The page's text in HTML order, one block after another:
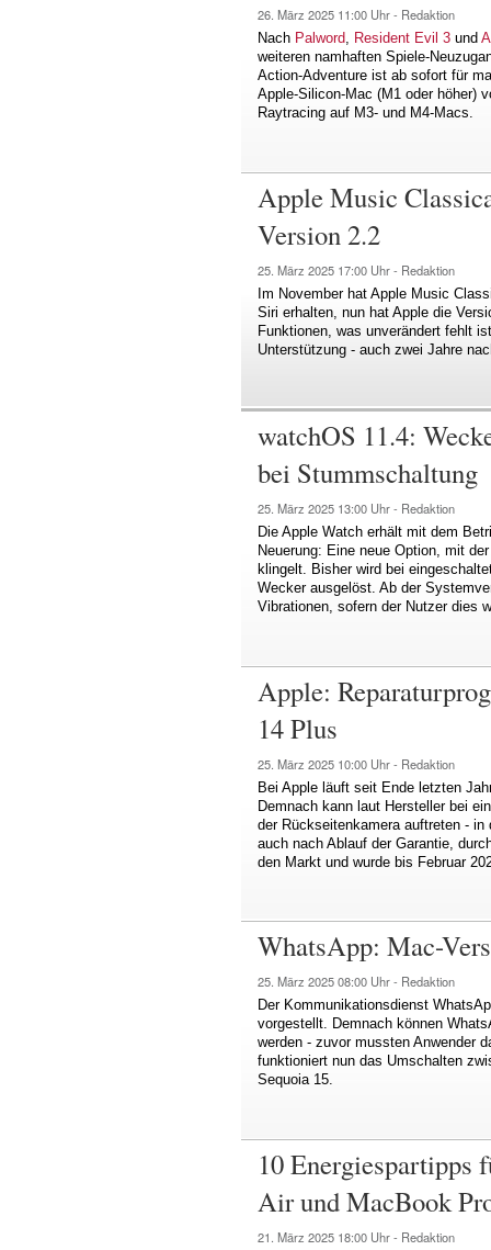
26. März 2025 11:00 Uhr - Redaktion
Nach Palword Resident Evil 3 und
weiteren namhaften Spiele-
Action-Adventure ist ab sofort für
Apple-Silicon-Mac (M1 oder höher)
Raytracing auf M3- und M4-Macs.
Apple Music
Version 2.2
25. März 2025 17:00 Uhr - Redaktion
Im November hat Apple Music
Siri erhalten, nun hat Apple die
Funktionen, was unverändert fehlt
Unterstützung - auch zwei Jahre
watchOS 11.4:
bei Stummschaltung
25. März 2025 13:00 Uhr - Redaktion
Die Apple Watch erhält mit dem
Neuerung: Eine neue Option, mit
klingelt. Bisher wird bei
Wecker ausgelöst. Ab der
Vibrationen, sofern der Nutzer dies
Apple:
14 Plus
25. März 2025 10:00 Uhr - Redaktion
Bei Apple läuft seit Ende letzten
Demnach kann laut Hersteller bei
der Rückseitenkamera auftreten -
auch nach Ablauf der Garantie,
den Markt und wurde bis Februar
WhatsApp: Mac-
25. März 202508:00 Uhr - Redaktion
Der Kommunikationsdienst
vorgestellt. Demnach können
werden - zuvor mussten Anwender
funktioniert nun das Umschalten
Sequoia 15.
10 Energiespartipps
Air und MacBook
21. März 2025 18:00 Uhr - Redaktion